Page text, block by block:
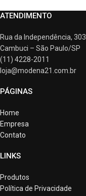
ATENDIMENTO
Rua da Independência, 303
Cambuci – São Paulo/SP
(11) 4228-2011
loja@modena21.com.br
PÁGINAS
Home
Empresa
Contato
LINKS
Produtos
Política de Privacidade